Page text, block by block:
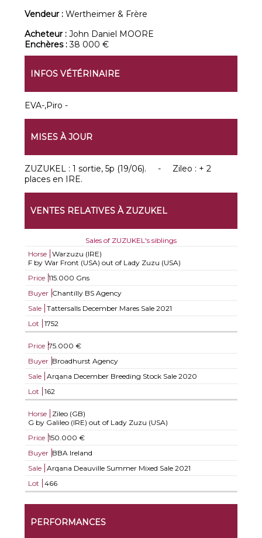
Vendeur :Wertheimer & Frère
Acheteur :John Daniel MOORE
Enchères :38 000 €
INFOS VÉTÉRINAIRE
EVA-,Piro -
MISES À JOUR
ZUZUKEL : 1 sortie, 5p (19/06). - Zileo : + 2
places en IRE.
VENTES RELATIVES À ZUZUKEL
Sales of ZUZUKEL's siblings
Horse
Warzuzu (IRE)
F by War Front (USA) out of Lady Zuzu (USA)
Price 115.000 Gns
Buyer Chantilly BS Agency
Sale
Tattersalls December Mares Sale 2021
Lot
1752
Price 75.000 €
Buyer Broadhurst Agency
Sale
Arqana December Breeding Stock Sale 2020
Lot
162
Horse
Zileo (GB)
G by Galileo (IRE) out of Lady Zuzu (USA)
Price 150.000 €
Buyer BBA Ireland
Sale
Arqana Deauville Summer Mixed Sale 2021
Lot
466
PERFORMANCES